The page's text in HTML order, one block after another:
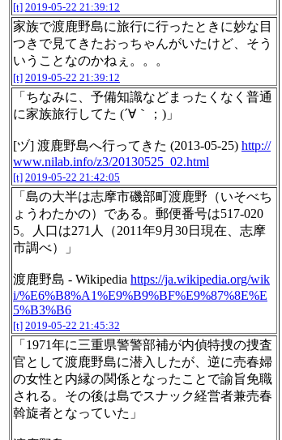
[t] 2019-05-22 21:39:12
家族で渡鹿野島に旅行に行ったときに妙な目
つきで見てきたおっちゃんがいたけど、そう
いうことなのかねぇ。。。
[t] 2019-05-22 21:39:12
「ちなみに、予備知識などまったくなく普通
に家族旅行してた (´∀｀；)」
[ヅ] 渡鹿野島へ行ってきた (2013-05-25) http://
www.nilab.info/z3/20130525_02.html
[t] 2019-05-22 21:42:05
「島の大半は志摩市磯部町渡鹿野（いそべち
ょうわたかの）である。郵便番号は517-020
5。人口は271人（2011年9月30日現在、志摩
市調べ）」
渡鹿野島 - Wikipedia https://ja.wikipedia.org/wik
i/%E6%B8%A1%E9%B9%BF%E9%87%8E%E
5%B3%B6
[t] 2019-05-22 21:45:32
「1971年に三重県警警部補が内偵特捜の捜査
官として渡鹿野島に潜入したが、逆に売春婦
の女性と内縁の関係となったことで諭旨免職
される。その後は島でスナック経営者兼売春
斡旋者となっていた」